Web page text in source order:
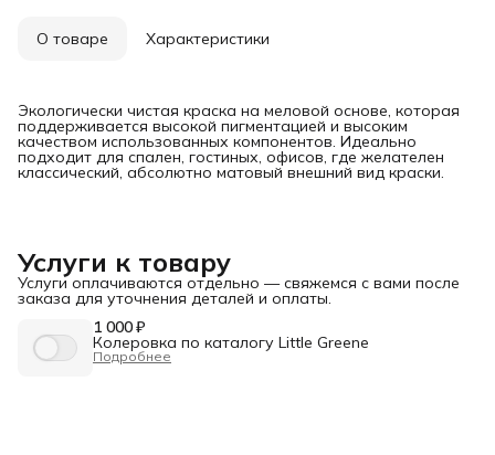
О товаре Характеристики
Экологически чистая краска на меловой основе, которая
поддерживается высокой пигментацией и высоким
качеством использованных компонентов. Идеально
подходит для спален, гостиных, офисов, где желателен
классический, абсолютно матовый внешний вид краски.
Услуги к товару
Услуги оплачиваются отдельно — свяжемся с вами после
заказа для уточнения деталей и оплаты.
1 000 ₽
Колеровка по каталогу Little Greene
Подробнее